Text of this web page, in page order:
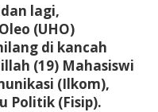
lagi,
(UHO)
di kancah
(19) Mahasiswi
(Ilkom),
Politik (Fisip).